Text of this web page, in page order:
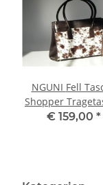
NGUNI Fell Tasche
Shopper
€ 159,00 *